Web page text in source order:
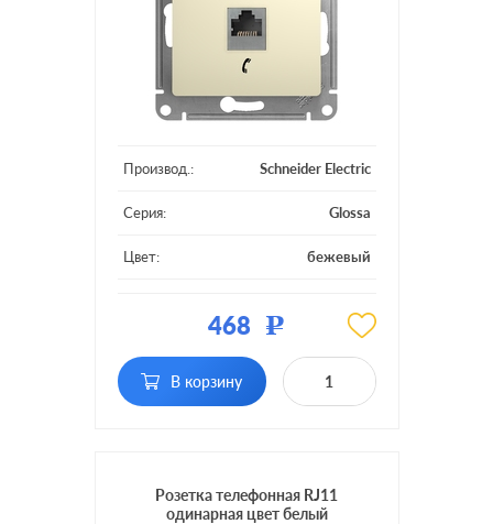
Производ.: Schneider Electric
Серия: Glossa
Цвет: бежевый
468 Р
В корзину
Розетка телефонная RJ11
одинарная цвет белый